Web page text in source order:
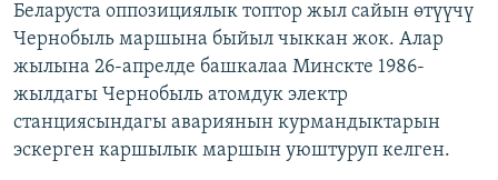
Беларуста оппозициялык топтор жыл сайын өтүүчү
Чернобыль маршына быйыл чыккан жок. Алар
жылына 26-апрелде башкалаа Минскте 1986-
жылдагы Чернобыль атомдук электр
станциясындагы авариянын курмандыктарын
эскерген каршылык маршын уюштуруп келген.